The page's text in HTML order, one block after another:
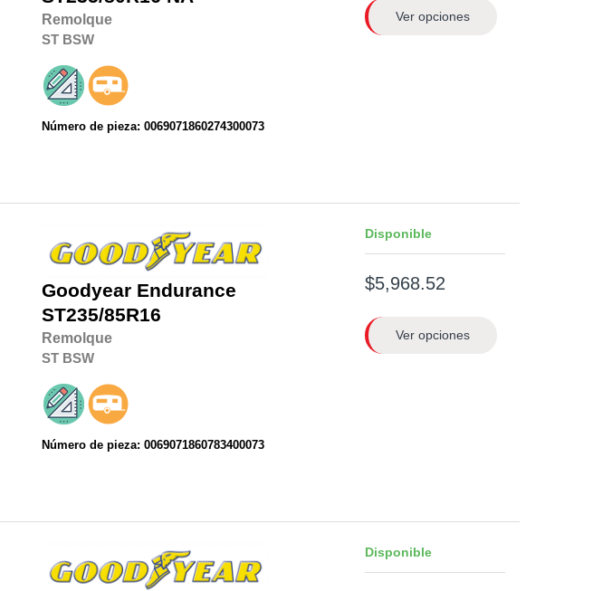
Remolque
ST BSW
Número de pieza: 0069071860274300073
Ver opciones
Goodyear Endurance
ST235/85R16
Remolque
ST BSW
Número de pieza: 0069071860783400073
Disponible
$5,968.52
Ver opciones
Disponible